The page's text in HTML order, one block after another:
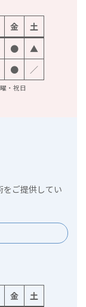
金 土
● ▲
● ／
・祝日
をご提供してい
金 土